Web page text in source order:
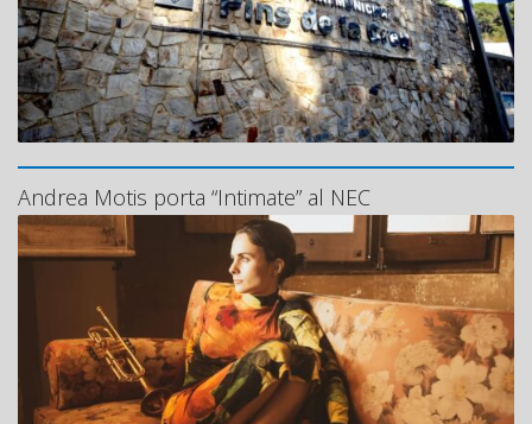
Andrea Motis porta “Intimate” al NEC